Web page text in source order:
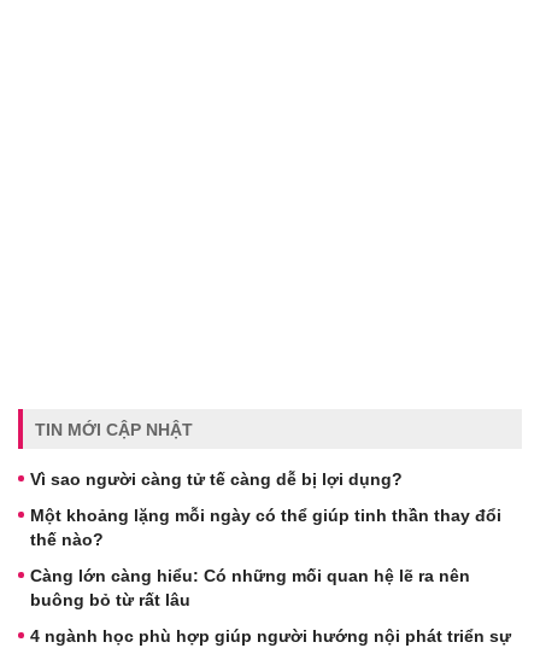
TIN MỚI CẬP NHẬT
Vì sao người càng tử tế càng dễ bị lợi dụng?
Một khoảng lặng mỗi ngày có thể giúp tinh thần thay đổi
thế nào?
Càng lớn càng hiểu: Có những mối quan hệ lẽ ra nên
buông bỏ từ rất lâu
4 ngành học phù hợp giúp người hướng nội phát triển sự